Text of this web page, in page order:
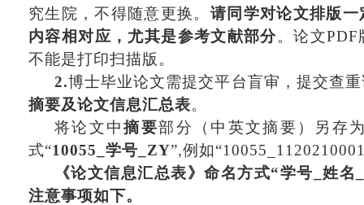
究生院，不得随意更换。 请同学对论文排版
内容相对应，尤其是参考文献部分。论文PDF
不能是打印扫描版。
2.博士毕业论文需提交平台盲审，提交查
摘要及论文信息汇总表。
将论文中摘要部分（中英文摘要）另存
式“10055_学号_ZY”,例如
《论文信息汇总表》命名方式“学号_姓名
注意事项如下。